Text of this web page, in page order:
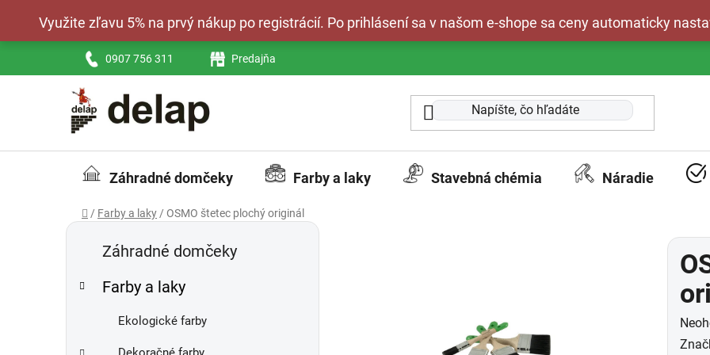
obsah
Využite zľavu 5% na prvý nákup po registrácií. Po prihlásení sa v našom e-shope sa ceny automaticky
0907 756 311 Predajňa
Záhradné domčeky Farby a laky Stavebná chémia Náradie
Domov
/ Farby a laky/ OSMO štetec plochý originál
B
Preskočiť
kategórie
K
Záhradné domčeky
Farby a laky
Ekologické farby